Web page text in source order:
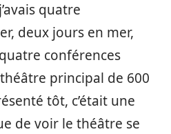
quatre
deux jours en mer,
conférences
principal de 600
tôt, c’était une
de voir le théâtre se